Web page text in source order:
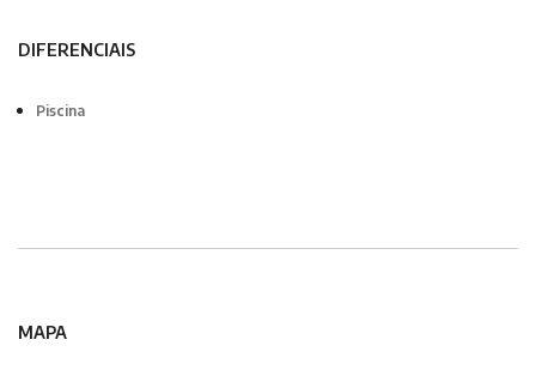
DIFERENCIAIS
Piscina
MAPA